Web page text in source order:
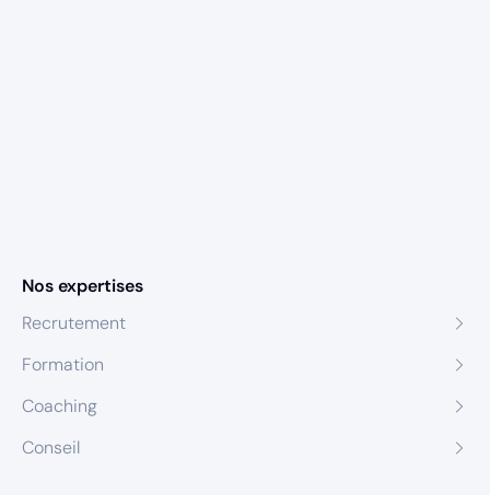
Nos expertises
Recrutement
Formation
Coaching
Conseil